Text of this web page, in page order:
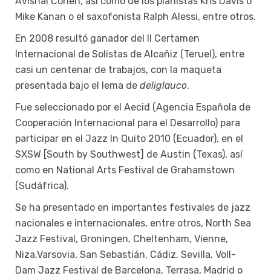
Mike Kanan o el saxofonista Ralph Alessi, entre otros.
En 2008 resultó ganador del II Certamen
Internacional de Solistas de Alcañiz (Teruel), entre
casi un centenar de trabajos, con la maqueta
presentada bajo el lema de deliglauco.
Fue seleccionado por el Aecid (Agencia Española de
Cooperación Internacional para el Desarrollo) para
participar en el Jazz In Quito 2010 (Ecuador), en el
SXSW [South by Southwest] de Austin (Texas), así
como en National Arts Festival de Grahamstown
(Sudáfrica).
Se ha presentado en importantes festivales de jazz
nacionales e internacionales, entre otros, North Sea
Jazz Festival, Groningen, Cheltenham, Vienne,
Niza,Varsovia, San Sebastián, Cádiz, Sevilla, Voll-
Dam Jazz Festival de Barcelona, Terrasa, Madrid o